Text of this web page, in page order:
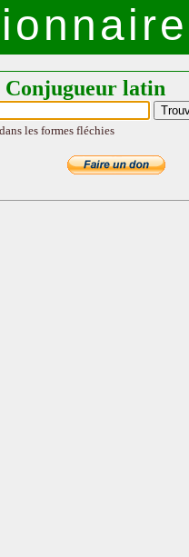
Conjugueur latin
les formes fléchies